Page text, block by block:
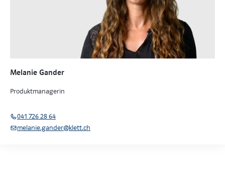
Melanie Gander
Produktmanagerin
041 726 28 64
melanie.gander@klett.ch